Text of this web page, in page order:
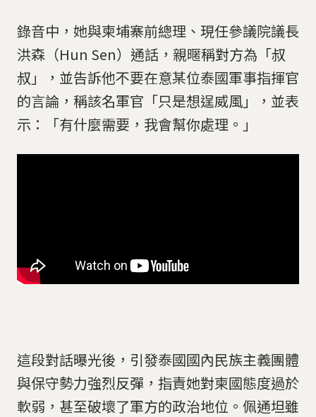
錄音中，她與柬埔寨前總理、現任參議院議長
洪森（Hun Sen）通話，親暱稱對方為「叔
叔」，並告訴他不要在意某位泰國軍事指揮官
的言論，稱該名軍官「只是想逞威風」，並表
示：「有什麼需要，我會幫你處理。」
這段對話曝光後，引發泰國國內民族主義團體
與保守勢力強烈反彈，指責她對柬國態度過於
軟弱，甚至破壞了軍方的政治地位。佩通坦雖